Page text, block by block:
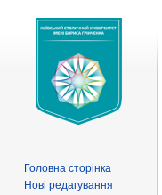
Головна сторінка
Нові редагування